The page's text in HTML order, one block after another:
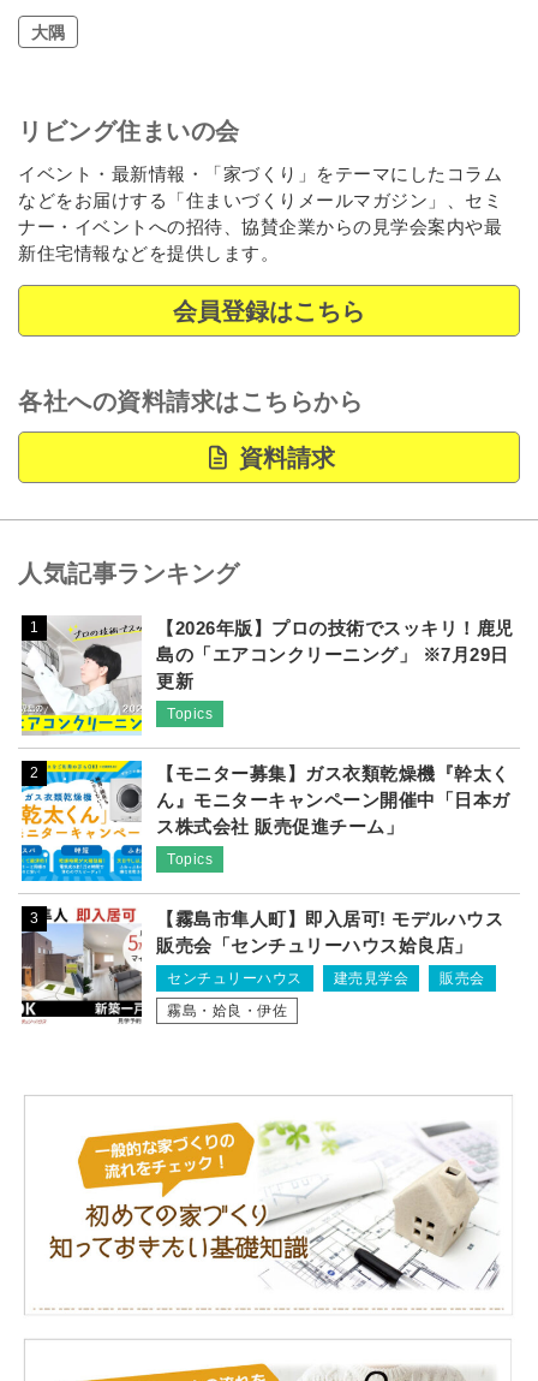
大隅
リビング住まいの会
イベント・最新情報・「家づくり」をテーマにしたコラム
などをお届けする「住まいづくりメールマガジン」、セミ
ナー・イベントへの招待、協賛企業からの見学会案内や最
新住宅情報などを提供します。
会員登録はこちら
各社への資料請求はこちらから
資料請求
人気記事ランキング
1
【2026年版】プロの技術でスッキリ！鹿児
島の「エアコンクリーニング」 ※7月29日
更新
Topics
2
【モニター募集】ガス衣類乾燥機『幹太く
ん』モニターキャンペーン開催中「日本ガ
ス株式会社 販売促進チーム」
Topics
3
【霧島市隼人町】即入居可! モデルハウス
販売会「センチュリーハウス姶良店」
センチュリーハウス 建売見学会
販売会
霧島・姶良・伊佐